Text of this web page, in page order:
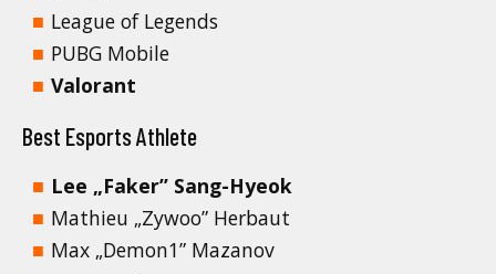
League of Legends
PUBG Mobile
Valorant
Best Esports Athlete
Lee „Faker” Sang-Hyeok
Mathieu „Zywoo” Herbaut
Max „Demon1” Mazanov